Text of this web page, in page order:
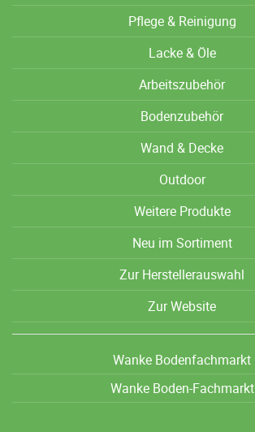
Pflege & Reinigung
Lacke & Öle
Arbeitszubehör
Bodenzubehör
Wand & Decke
Outdoor
Weitere Produkte
Neu im Sortiment
Zur Herstellerauswahl
Zur Website
Wanke Bodenfachmarkt
Wanke Boden-Fachmarkt